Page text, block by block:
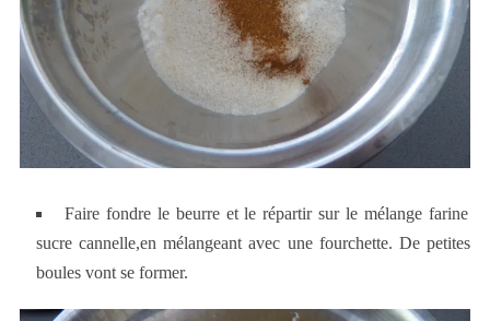
Faire fondre le beurre et le répartir sur le mélange farine
sucre cannelle,en mélangeant avec une fourchette. De petites
boules vont se former.